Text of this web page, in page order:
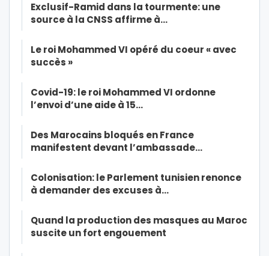
Exclusif-Ramid dans la tourmente: une
source à la CNSS affirme à…
Le roi Mohammed VI opéré du coeur « avec
succès »
Covid-19: le roi Mohammed VI ordonne
l’envoi d’une aide à 15…
Des Marocains bloqués en France
manifestent devant l’ambassade…
Colonisation: le Parlement tunisien renonce
à demander des excuses à…
Quand la production des masques au Maroc
suscite un fort engouement